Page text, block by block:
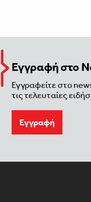
Εγγραφή στο
Εγγραφείτε στο
τις τελευταίες
Eγγραφή